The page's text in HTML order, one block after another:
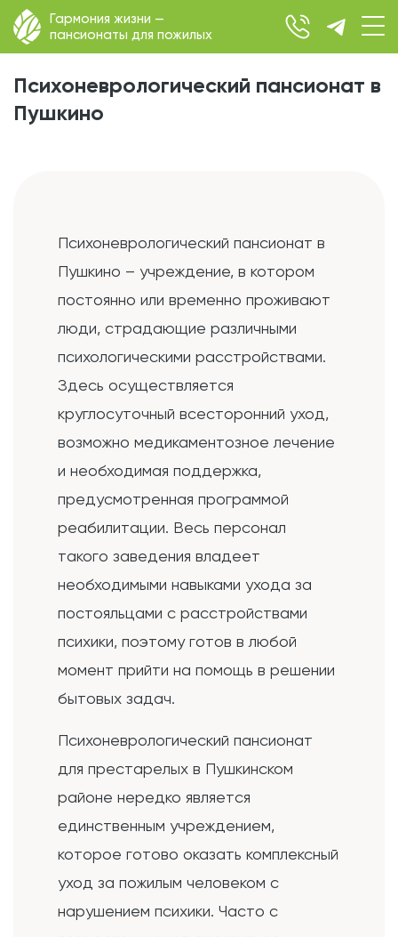
Гармония жизни —
пансионаты для пожилых
Психоневрологический пансионат в
Пушкино
Психоневрологический пансионат в
Пушкино – учреждение, в котором
постоянно или временно проживают
люди, страдающие различными
психологическими расстройствами.
Здесь осуществляется
круглосуточный всесторонний уход,
возможно медикаментозное лечение
и необходимая поддержка,
предусмотренная программой
реабилитации. Весь персонал
такого заведения владеет
необходимыми навыками ухода за
постояльцами с расстройствами
психики, поэтому готов в любой
момент прийти на помощь в решении
бытовых задач.
Психоневрологический пансионат
для престарелых в Пушкинском
районе нередко является
единственным учреждением,
которое готово оказать комплексный
уход за пожилым человеком с
нарушением психики. Часто с